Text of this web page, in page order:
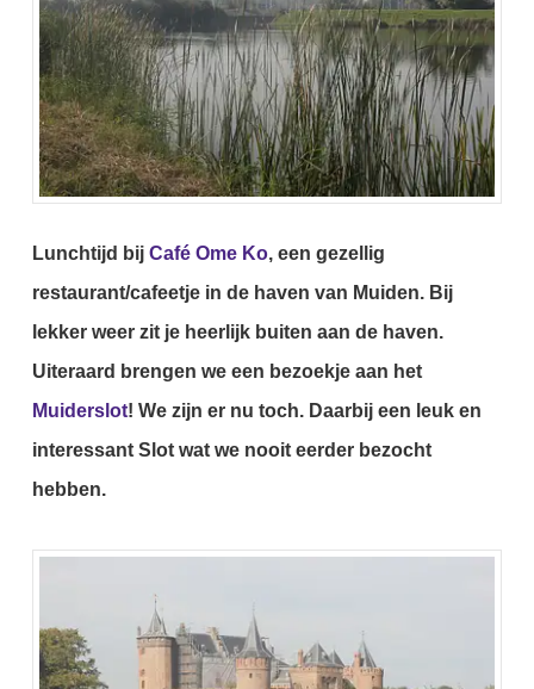
Lunchtijd bij Café Ome Ko, een gezellig
restaurant/cafeetje in de haven van Muiden. Bij
lekker weer zit je heerlijk buiten aan de haven.
Uiteraard brengen we een bezoekje aan het
Muiderslot! We zijn er nu toch. Daarbij een leuk en
interessant Slot wat we nooit eerder bezocht
hebben.